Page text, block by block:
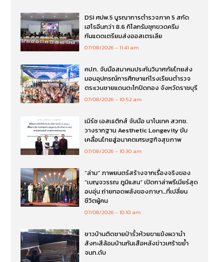
DSI ศปพ.5 บูรณาการตำรวจภาค 5 สกัด
เฮโรอีนกว่า 8.6 กิโลกรัมซุกขวดครีม
กันแดดเตรียมส่งออสเตรเลีย
07/08/2026 11:41 am
คปภ. จับมือสมาคมประกันวินาศภัยไทยส่ง
มอบอุปกรณ์การศึกษาแก่โรงเรียนตำรวจ
ตระเวนชายแดนตะโกปิดทอง จังหวัดราชบุรี
07/08/2026 10:52 am
เมิร์ซ เอสเธติกส์ จับมือ นาโนเทค สวทช.
วางรากฐาน Aesthetic Longevity ขับ
เคลื่อนไทยสู่อนาคตเศรษฐกิจสุขภาพ
07/08/2026 10:30 am
“ล่าม” ภาพยนตร์สร้างจากเรื่องจริงของ
“เบญจวรรณ ภูมิแสน” เปิดกาล่าพรีเมียร์สุด
อบอุ่น ถ่ายทอดพลังของภาษา…ที่เปลี่ยน
ชีวิตผู้คน
07/08/2026 10:10 am
ชาวบ้านติดชายป่ารั้วห้วยขาแข้งผวานำ
สังกะสีล้อมบ้านกันเสือหลังข่าวเศร้าขย้ำ
จนท.ดับ